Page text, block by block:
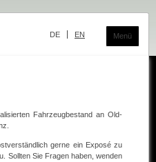
DE EN Menü
Fahrzeugbestand an Old-
gerne ein Exposé zu
Sollten Sie Fragen haben, wenden